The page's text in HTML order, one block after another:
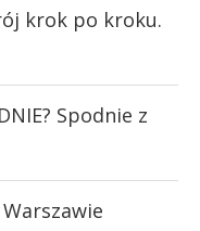
krok po kroku.
Spodnie z